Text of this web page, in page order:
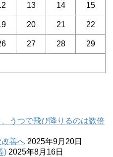
13 14 15
20 21 22
27 28 29
うつで飛び降りるのは数倍
善へ 2025年9月20日
) 2025年8月16日